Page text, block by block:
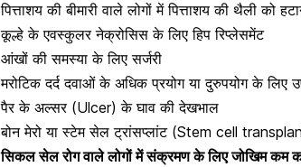
पित्ताशय की बीमारी वाले लोगों में पित्ताशय की थैली को
कूल्हे के एवस्कुलर नेक्रोसिस के लिए हिप रिप्लेसमेंट
आंखों की समस्या के लिए सर्जरी
मरोटिक दर्द दवाओं के अधिक प्रयोग या दुरुपयोग के लिए
पैर के अल्सर (Ulcer) के घाव की देखभाल
बोन मेरो या स्टेम सेल ट्रांसप्लांट (Stem cell
सिकल सेल रोग वाले लोगों में संक्रमण के लिए जोखिम कम